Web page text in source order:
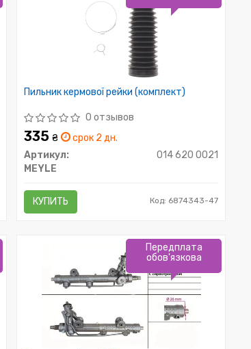
Пильник кермової рейки (комплект)
0 отзывов
335₴
срок 2 дн.
Артикул:
014 620 0021
MEYLE
КУПИТЬ Код: 6874343-47
Передплата
обов'язкова